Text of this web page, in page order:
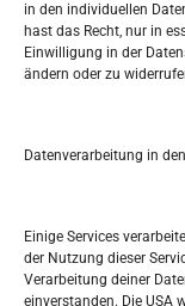
in den individuellen
hast das Recht, nur in
Einwilligung in der
ändern oder zu
Datenverarbeitung in
Einige Services
der Nutzung dieser
Verarbeitung deiner
einverstanden. Die USA
Pretražite
S
M D